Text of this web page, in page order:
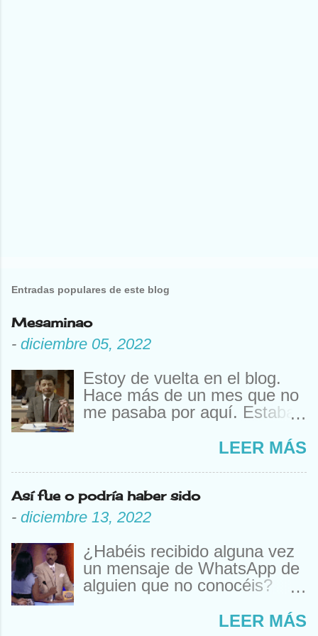
Entradas populares de este blog
Mesaminao
- diciembre 05, 2022
Estoy de vuelta en el blog.
Hace más de un mes que no
me pasaba por aquí. Estaba
“mesaminao”. Que sí, que
vista, de la conciencia, test
de drogas (no me sé casi
Covid, de orina. Pero para
esos no hay que estudiar. Y
además de estudiar, he
hecho un examen. En
realidad eran muchos
LEER MÁS
Así fue o podría haber sido
- diciembre 13, 2022
¿Habéis recibido alguna vez
un mensaje de WhatsApp de
alguien que no conocéis?
conocido en una discoteca y
LEER MÁS